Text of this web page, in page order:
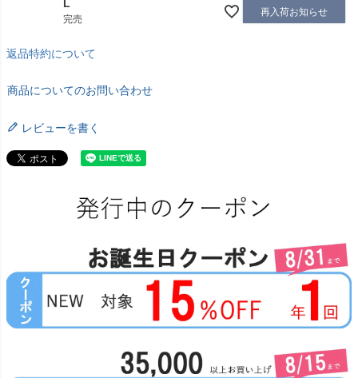
L
完売
再入荷お知らせ
返品特約について
商品についてのお問い合わせ
レビューを書く